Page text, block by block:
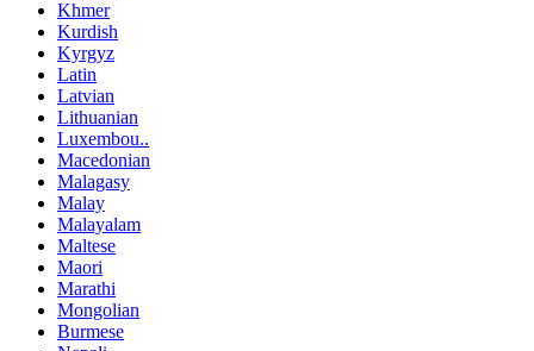
Khmer
Kurdish
Kyrgyz
Latin
Latvian
Lithuanian
Luxembou..
Macedonian
Malagasy
Malay
Malayalam
Maltese
Maori
Marathi
Mongolian
Burmese